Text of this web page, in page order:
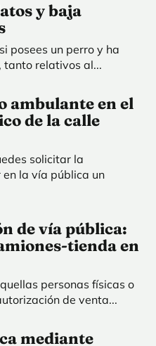
y baja
posees un perro y ha
relativos al...
ambulante en el
de la calle
solicitar la
la vía pública un
de vía pública:
tienda en
personas físicas o
de venta...
mediante